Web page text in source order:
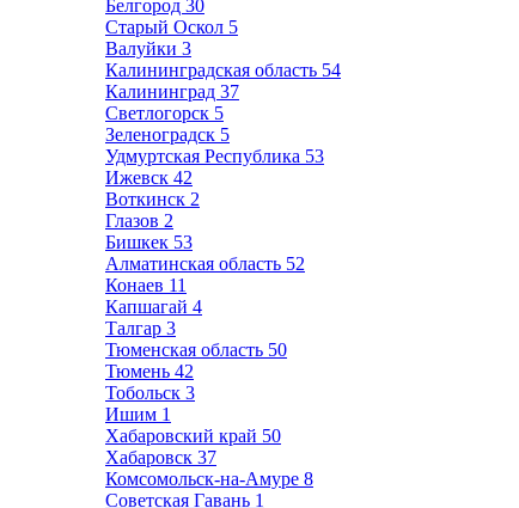
Белгород 30
Старый Оскол 5
Валуйки 3
Калининградская область 54
Калининград 37
Светлогорск 5
Зеленоградск 5
Удмуртская Республика 53
Ижевск 42
Воткинск 2
Глазов 2
Бишкек 53
Алматинская область 52
Конаев 11
Капшагай 4
Талгар 3
Тюменская область 50
Тюмень 42
Тобольск 3
Ишим 1
Хабаровский край 50
Хабаровск 37
Комсомольск-на-Амуре 8
Советская Гавань 1